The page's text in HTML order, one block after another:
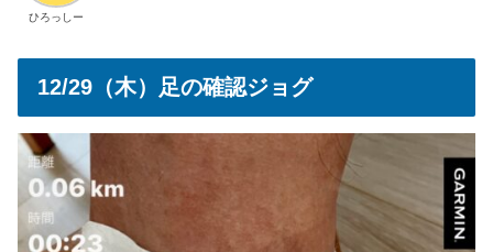
ひろっしー
12/29（木）足の確認ジョグ